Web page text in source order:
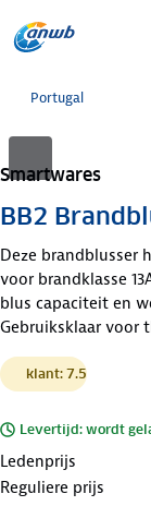
Portugal
Smartwares
BB2
Deze brandblusser
voor brandklasse
blus capaciteit en
Gebruiksklaar voor
klant: 7.5
Levertijd: wordt
Ledenprijs
Reguliere prijs